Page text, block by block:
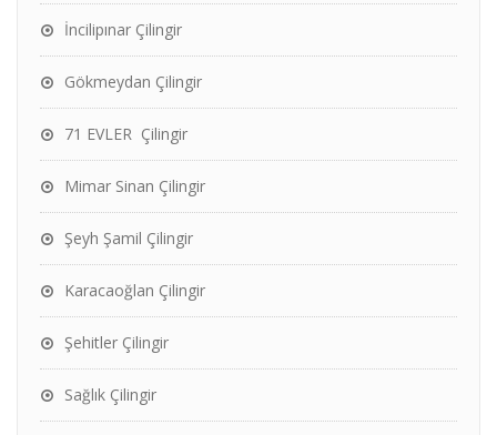
İncilipınar Çilingir
Gökmeydan Çilingir
71 EVLER Çilingir
Mimar Sinan Çilingir
Şeyh Şamil Çilingir
Karacaoğlan Çilingir
Şehitler Çilingir
Sağlık Çilingir